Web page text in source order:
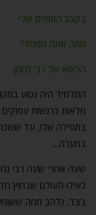
בקצב התופים שלי
ממה אתה מפחד?
הכיסא של רבי נחמן
התלמיד היה נטוע
מלאות ברגשות עמוקים
בתפילה שלו, עד ששכח
במערה…
שעה אחרי שעה רבי
כאילו העולם שבחוץ
בצד, נלהב ממה ששומעות